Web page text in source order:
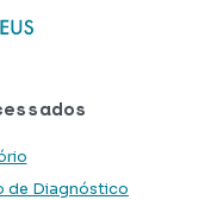
de Diagnóstico